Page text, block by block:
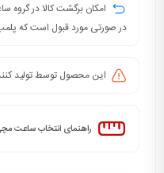
امکان برگشت کالا در گروه
در صورتی مورد قبول است که
این محصول توسط تولید
راهنمای انتخاب ساعت